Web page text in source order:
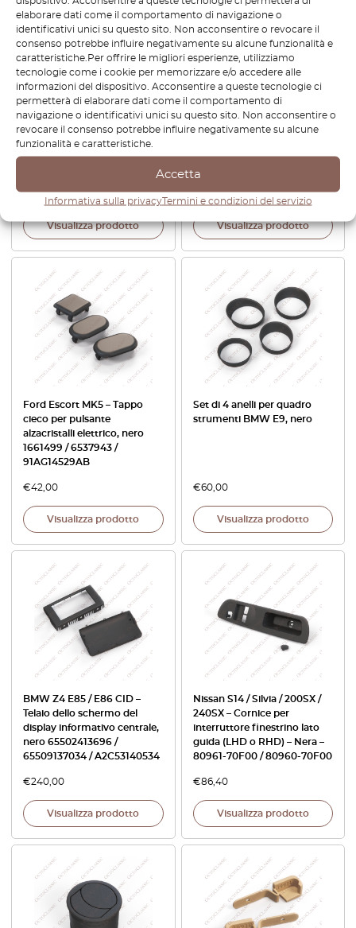
elaborare dati come il comportamento di navigazione o
identificativi unici su questo sito. Non acconsentire o revocare il
consenso potrebbe influire negativamente su alcune funzionalità e
caratteristiche.Per offrire le migliori esperienze, utilizziamo
tecnologie come i cookie per memorizzare e/o accedere alle
informazioni del dispositivo. Acconsentire a queste tecnologie ci
permetterà di elaborare dati come il comportamento di
navigazione o identificativi unici su questo sito. Non acconsentire o
revocare il consenso potrebbe influire negativamente su alcune
funzionalità e caratteristiche.
Accetta
Informativa sulla privacyTermini e condizioni del servizio
Copertura altoparlante
pannello porta anteriore
Mercedes W126, sinistra o
destra, tutti i colori
€156,00
Visualizza prodotto
Mercedes W124:
rivestimento laterale
sinistro o destro, tutti i colori
€108,00
Visualizza prodotto
Ford Escort MK5 – Tappo
cieco per pulsante
alzacristalli elettrico, nero
1661499 / 6537943 /
91AG14529AB
€42,00
Visualizza prodotto
Set di 4 anelli per quadro
strumenti BMW E9, nero
€60,00
Visualizza prodotto
BMW Z4 E85 / E86 CID –
Telaio dello schermo del
display informativo centrale,
nero 65502413696 /
65509137034 / A2C53140534
€240,00
Visualizza prodotto
Nissan S14 / Silvia / 200SX /
240SX – Cornice per
interruttore finestrino lato
guida (LHD o RHD) – Nera –
80961-70F00 / 80960-70F00
€86,40
Visualizza prodotto